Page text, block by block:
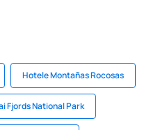
Hotele Montañas Rocosas
Fjords National Park